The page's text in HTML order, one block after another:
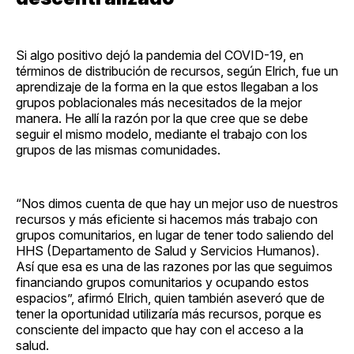
Si algo positivo dejó la pandemia del COVID-19, en
términos de distribución de recursos, según Elrich, fue un
aprendizaje de la forma en la que estos llegaban a los
grupos poblacionales más necesitados de la mejor
manera. He allí la razón por la que cree que se debe
seguir el mismo modelo, mediante el trabajo con los
grupos de las mismas comunidades.
“Nos dimos cuenta de que hay un mejor uso de nuestros
recursos y más eficiente si hacemos más trabajo con
grupos comunitarios, en lugar de tener todo saliendo del
HHS (Departamento de Salud y Servicios Humanos).
Así que esa es una de las razones por las que seguimos
financiando grupos comunitarios y ocupando estos
espacios”, afirmó Elrich, quien también aseveró que de
tener la oportunidad utilizaría más recursos, porque es
consciente del impacto que hay con el acceso a la
salud.